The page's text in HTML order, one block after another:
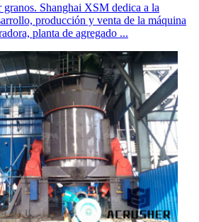
granos. Shanghai XSM dedica a la
producción y venta de la máquina
planta de agregado ...